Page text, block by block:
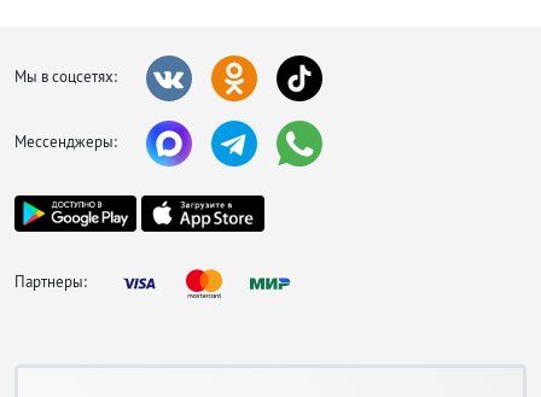
Мы в соцсетях:
Мессенджеры:
Партнеры: